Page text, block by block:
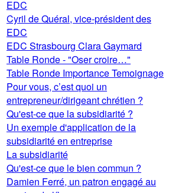
EDC
Cyril de Quéral, vice-président des
EDC
EDC Strasbourg Clara Gaymard
Table Ronde - "Oser croire…"
Table Ronde Importance Temoignage
Pour vous, c’est quoi un
entrepreneur/dirigeant chrétien ?
Qu'est-ce que la subsidiarité ?
Un exemple d'application de la
subsidiarité en entreprise
La subsidiarité
Qu'est-ce que le bien commun ?
Damien Ferré, un patron engagé au